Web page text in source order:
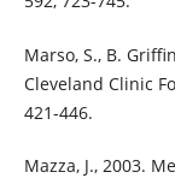
Marso, S., B.
Cleveland Clinic
421-446.
Mazza, J., 2003.